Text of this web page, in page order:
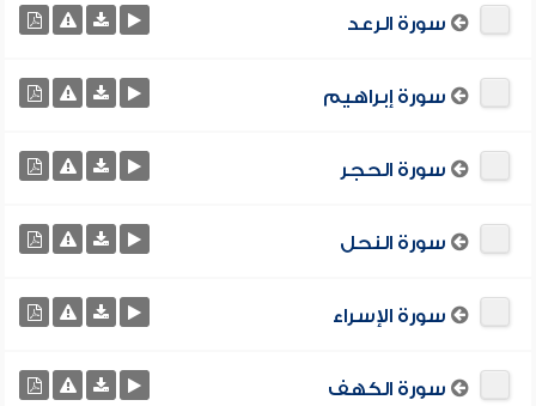
سورة الرعد
سورة إبراهيم
سورة الحجر
سورة النحل
سورة الإسراء
سورة الكهف